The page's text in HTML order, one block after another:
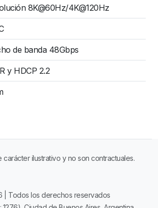
8K@60Hz/4K@120Hz
de banda 48Gbps
y HDCP 2.2
carácter ilustrativo y no son contractuales.
| Todos los derechos reservados